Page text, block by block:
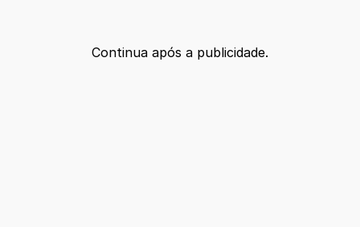
Continua após a publicidade.